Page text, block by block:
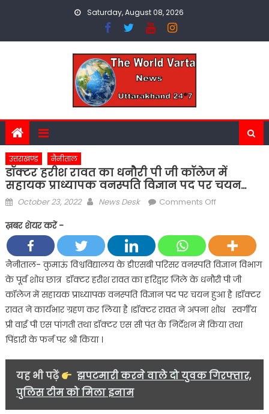
Saturday, August 08, 2026
उत्तराखण्ड नैनीताल
डॉक्टर हरीश रावत का धनौरी पी जी कॉलेज में
सहायक प्राध्यापक वनस्पति विज्ञान पद पर चयन…
Posted
October 23, 2022 Author
News Desk Comments Offon
रावत
का
धनौरी
पी
जी
कॉलेज
में
वनस्पति
विज्ञान
पर
ख़बर शेयर करें -
नैनीताल- कुमाऊं विश्वविद्यालय के डीएसबी परिसर वनस्पति विज्ञान विभाग
के पूर्व शोध छात्र डॉक्टर हरीश रावत का हरिद्वार जिले के धनौरी पी जी
कॉलेज में सहायक प्राध्यापक वनस्पति विज्ञान पद पर चयन हुआ है ।डॉक्टर
रावत ने कार्यभार ग्रहण कर लिया है ।डॉक्टर रावत ने अपना शोध स्वर्गीय
प्री वाई पी एस पांगती तथा डॉक्टर एस सी पंत के निर्देशन में किया तथा
पिंडारी के फर्न पर श्री किया ।
यह भी पढ़ें
झपटमारी करने वाले दो युवक गिरफ्तार,
पुलिस टीम को मिला इनाम